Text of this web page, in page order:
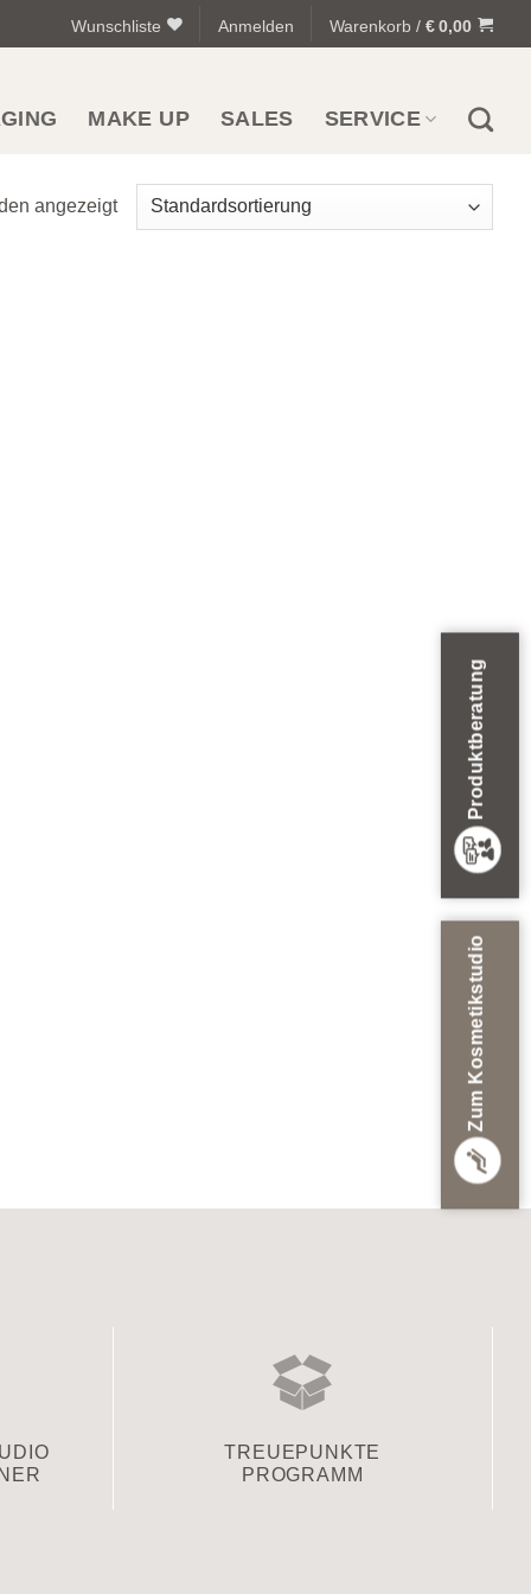
Wunschliste Anmelden Warenkorb / € 0,00
MAKE UP SALES SERVICE
angezeigt
Zum Kosmetikstudio
Produktberatung
TREUEPUNKTE
PROGRAMM